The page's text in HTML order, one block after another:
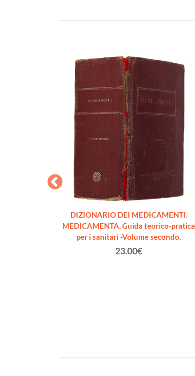
DIZIONARIO DEI MEDICAMENTI.
MEDICAMENTA. Guida teorico-pratica
per i sanitari -Volume secondo.
23.00€